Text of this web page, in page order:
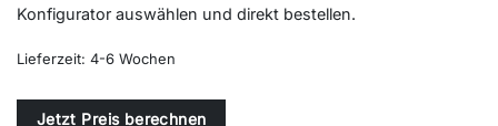
Konfigurator auswählen und direkt bestellen.
Lieferzeit: 4-6 Wochen
Jetzt Preis berechnen